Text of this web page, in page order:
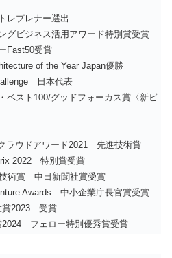
レプレナー選出
ネス活用アワード特別賞受賞
受賞
of the Year Japan優勝
日本代表
100/グッドフォーカス賞〈新ビ
ドアワード2021 先進技術賞
2022 特別賞受賞
中日新聞社賞受賞
中小企業庁長官賞受賞
賞2023 受賞
2024 フェロー特別優秀賞受賞